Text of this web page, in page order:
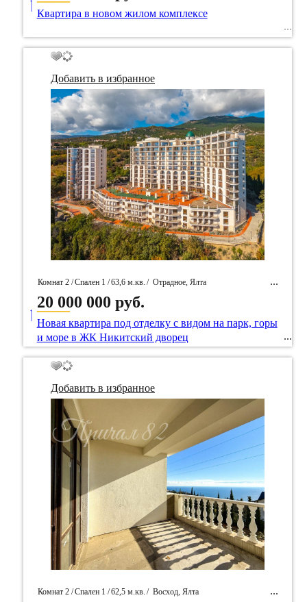
Квартира в новом жилом комплексе
Добавить в избранное
Комнат 2 /Спален 1 /63,6 м.кв. / Отрадное, Ялта
/ Идентификатор собственность 94042
20 000 000 руб.
____
Новая квартира под отделку с видом на парк, горы
и море в ЖК Никитский дворец
Добавить в избранное
Комнат 2 /Спален 1 /62,5 м.кв. / Восход, Ялта